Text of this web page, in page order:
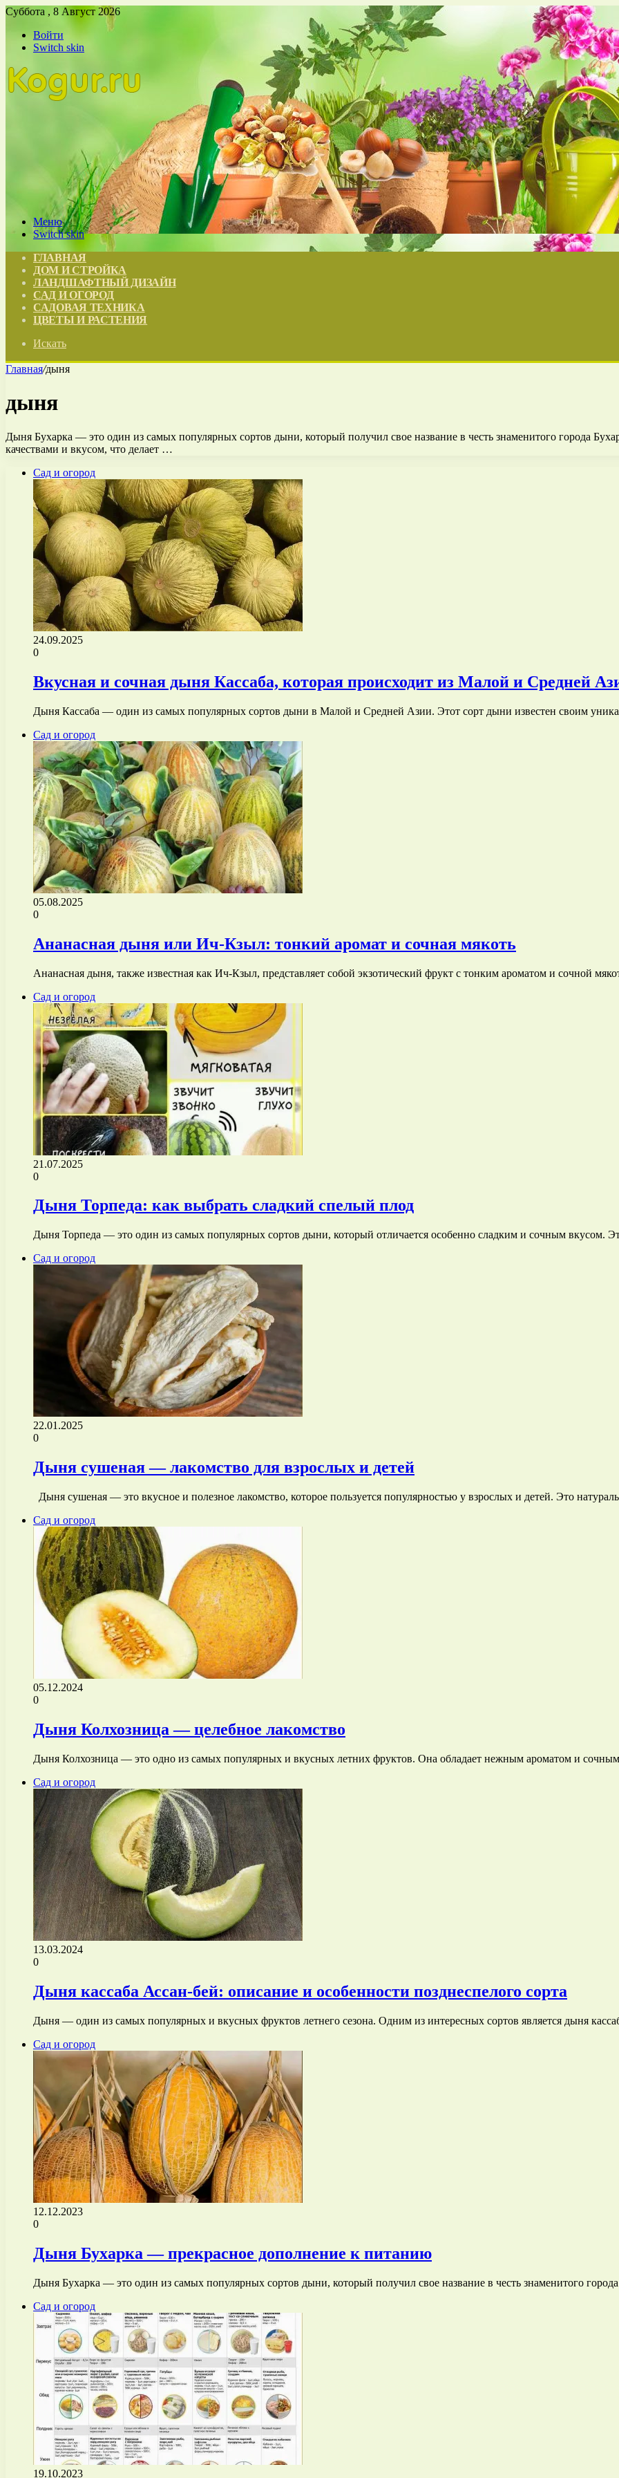
Суббота , 8 Август 2026
Войти
Switch skin
Меню
Switch skin
ГЛАВНАЯ
ДОМ И СТРОЙКА
ЛАНДШАФТНЫЙ ДИЗАЙН
САД И ОГОРОД
САДОВАЯ ТЕХНИКА
ЦВЕТЫ И РАСТЕНИЯ
Искать
Главная/дыня
дыня
Дыня Бухарка — это один из самых популярных сортов дыни, который получил свое название в честь знаменитого города
качествами и вкусом, что делает …
Сад и огород
24.09.2025
0
Вкусная и сочная дыня Кассаба, которая происходит из Малой и Средней
Дыня Кассаба — один из самых популярных сортов дыни в Малой и Средней Азии. Этот сорт дыни известен своим
Сад и огород
05.08.2025
0
Ананасная дыня или Ич-Кзыл: тонкий аромат и сочная мякоть
Ананасная дыня, также известная как Ич-Кзыл, представляет собой экзотический фрукт с тонким ароматом и сочной
Сад и огород
21.07.2025
0
Дыня Торпеда: как выбрать сладкий спелый плод
Дыня Торпеда — это один из самых популярных сортов дыни, который отличается особенно сладким и сочным вкусом.
Сад и огород
22.01.2025
0
Дыня сушеная — лакомство для взрослых и детей
Дыня сушеная — это вкусное и полезное лакомство, которое пользуется популярностью у взрослых и детей. Это
Сад и огород
05.12.2024
0
Дыня Колхозница — целебное лакомство
Дыня Колхозница — это одно из самых популярных и вкусных летних фруктов. Она обладает нежным ароматом и
Сад и огород
13.03.2024
0
Дыня кассаба Ассан-бей: описание и особенности позднеспелого сорта
Дыня — один из самых популярных и вкусных фруктов летнего сезона. Одним из интересных сортов является дыня
Сад и огород
12.12.2023
0
Дыня Бухарка — прекрасное дополнение к питанию
Дыня Бухарка — это один из самых популярных сортов дыни, который получил свое название в честь знаменитого
Сад и огород
19.10.2023